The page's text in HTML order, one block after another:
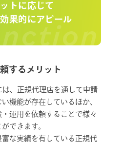
トに応じて
果的にアピール
するメリット
は、正規代理店を通して申請
機能が存在しているほか、
運用を依頼することで様々
できます。
な実績を有している正規代